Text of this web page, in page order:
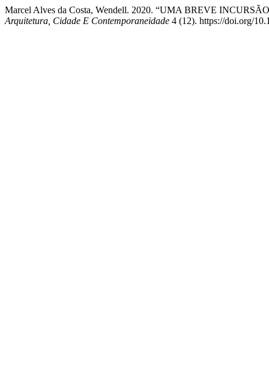
Marcel Alves da Costa, Wendell. 2020. “UMA BREVE
Arquitetura, Cidade E Contemporaneidade 4 (12). https://doi.org/